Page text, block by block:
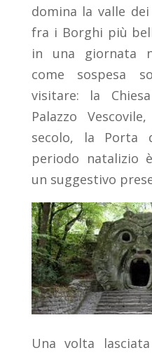
domina la valle
fra i Borghi più
in una giornata
come sospesa
visitare: la
Palazzo
secolo, la Porta
periodo natalizio
un suggestivo
Una volta